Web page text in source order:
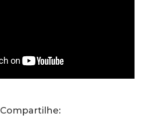
Compartilhe: